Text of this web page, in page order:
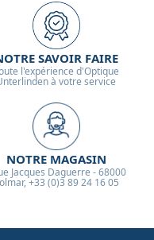
SAVOIR FAIRE
l'expérience d'Optique
à votre service
NOTRE MAGASIN
Jacques Daguerre - 68000
+33 (0)3 89 24 16 05